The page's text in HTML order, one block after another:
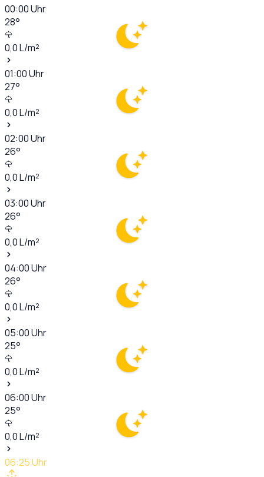
00:00Uhr
28°
0,0L/m²
01:00Uhr
27°
0,0L/m²
02:00Uhr
26°
0,0L/m²
03:00Uhr
26°
0,0L/m²
04:00Uhr
26°
0,0L/m²
05:00Uhr
25°
0,0L/m²
06:00Uhr
25°
0,0L/m²
06:25Uhr